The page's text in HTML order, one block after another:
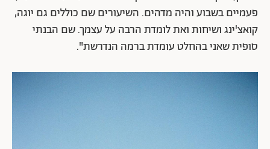
פעמיים בשבוע והיה מדהים. השיעורים שם כוללים גם יוגה,
קואצ'ינג ושיחות ואת לומדת הרבה על עצמך. שם הבנתי
סופית שאני בהחלט עומדת ברמה הנדרשת".